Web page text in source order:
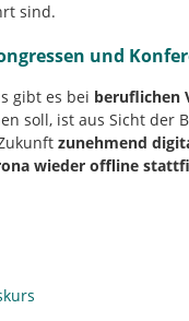
sind.
und
gibt es bei beruflichen
soll, ist aus Sicht der
zunehmend
wieder offline